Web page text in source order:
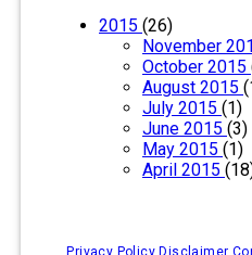
2015 (26)
November
October 2015
August 2015
July 2015 (1)
June 2015 (3)
May 2015 (1)
April 2015
Privacy Policy Disclaimer